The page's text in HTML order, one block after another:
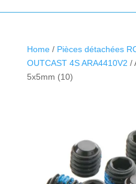
Home/ Pièces détachées
OUTCAST 4S ARA4410V2 /
5x5mm (10)